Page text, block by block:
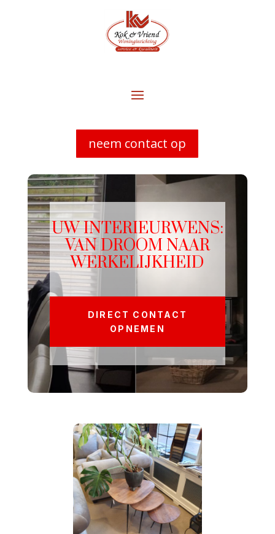
neem contact op
UW INTERIEURWENS:
VAN DROOM NAAR
WERKELIJKHEID
DIRECT CONTACT
OPNEMEN